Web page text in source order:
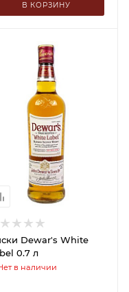
В КОРЗИНУ
Dewar's White
0.7 л
в наличии